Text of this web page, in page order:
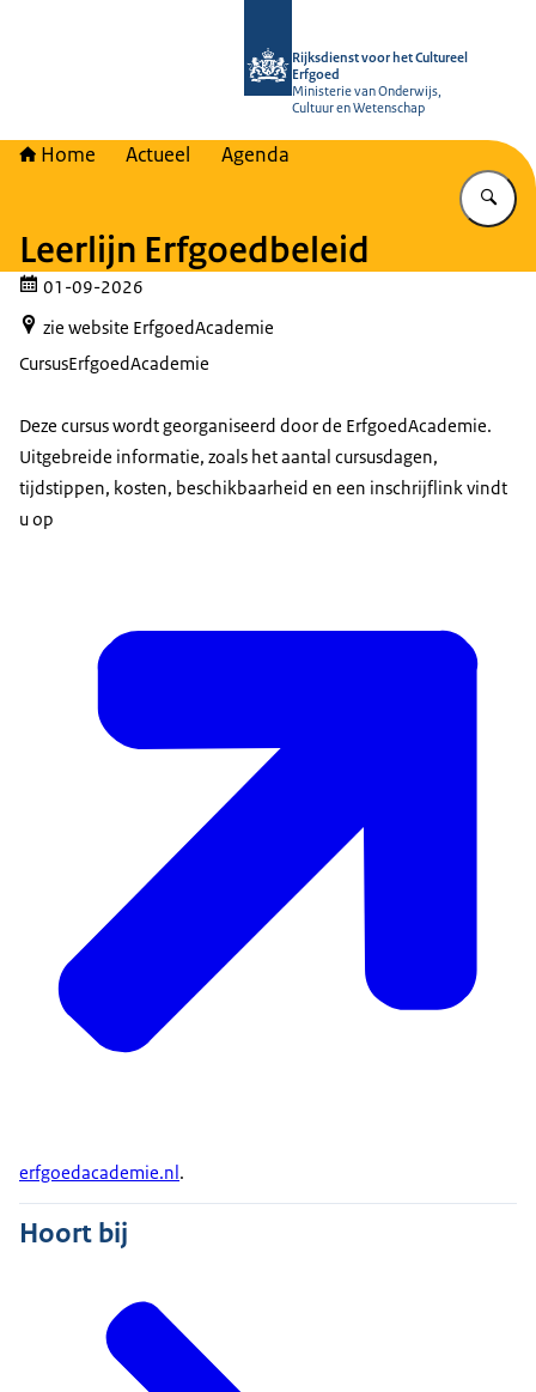
Rijksdienst voor het Cultureel
Erfgoed
Ministerie van Onderwijs,
Cultuur en Wetenschap
Home Actueel Agenda
Leerlijn Erfgoedbeleid
01-09-2026
zie website ErfgoedAcademie
CursusErfgoedAcademie
Deze cursus wordt georganiseerd door de ErfgoedAcademie.
Uitgebreide informatie, zoals het aantal cursusdagen,
tijdstippen, kosten, beschikbaarheid en een inschrijflink vindt
u op
erfgoedacademie.nl .
Hoort bij